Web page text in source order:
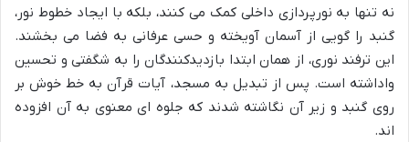
نه تنها به نورپردازی داخلی کمک می کنند، بلکه با ایجاد خطوط نور،
گنبد را گویی از آسمان آویخته و حسی عرفانی به فضا می بخشند.
این ترفند نوری، از همان ابتدا بازدیدکنندگان را به شگفتی و تحسین
واداشته است. پس از تبدیل به مسجد، آیات قرآن به خط خوش بر
روی گنبد و زیر آن نگاشته شدند که جلوه ای معنوی به آن افزوده
اند.